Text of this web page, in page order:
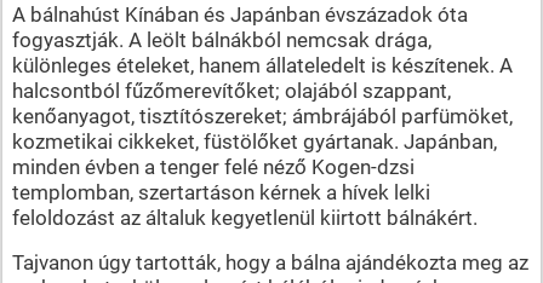
A bálnahúst Kínában és Japánban évszázadok óta
fogyasztják. A leölt bálnákból nemcsak drága,
különleges ételeket, hanem állateledelt is készítenek. A
halcsontból fűzőmerevítőket; olajából szappant,
kenőanyagot, tisztítószereket; ámbrájából parfümöket,
kozmetikai cikkeket, füstölőket gyártanak. Japánban,
minden évben a tenger felé néző Kogen-dzsi
templomban, szertartáson kérnek a hívek lelki
feloldozást az általuk kegyetlenül kiirtott bálnákért.
Tajvanon úgy tartották, hogy a bálna ajándékozta meg az